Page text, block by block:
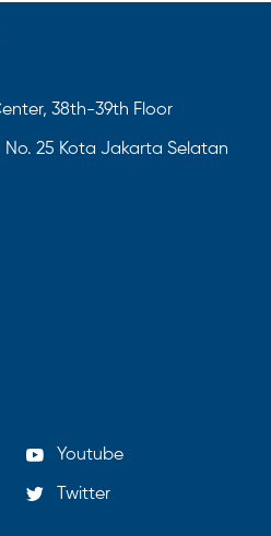
38th-39th Floor
25 Kota Jakarta Selatan
Youtube
Twitter